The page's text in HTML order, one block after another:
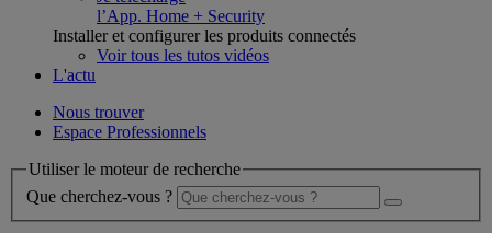
l’App. Home + Security
Installer et configurer les produits connectés
Voir tous les tutos vidéos
L'actu
Nous trouver
Espace Professionnels
Utiliser le moteur de recherche
Que cherchez-vous ?